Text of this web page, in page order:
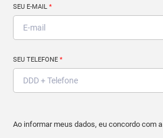
SEU E-MAIL*
SEU TELEFONE*
Ao informar meus dados, eu concordo com a